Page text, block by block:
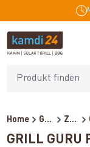
Home Grillzubehör Zubehör
GRILL GURU